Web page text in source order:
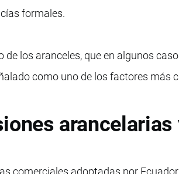
formales.
de los aranceles, que en algunos
como uno de los factores más
comerciales adoptadas por